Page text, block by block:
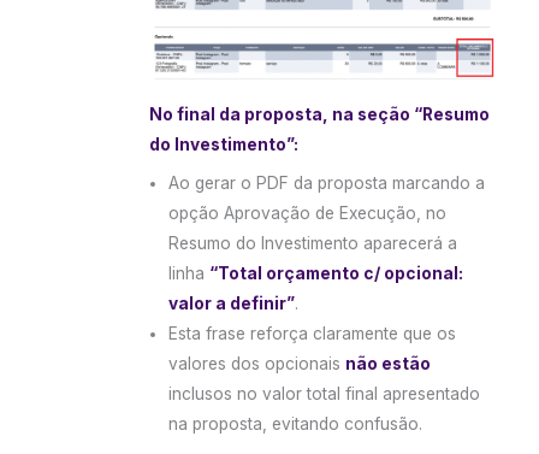
No final da proposta, na seção “Resumo
do Investimento”:
Ao gerar o PDF da proposta marcando a
opção Aprovação de Execução, no
Resumo do Investimento aparecerá a
linha “Total orçamento c/ opcional:
valor a definir”.
Esta frase reforça claramente que os
valores dos opcionais não estão
inclusos no valor total final apresentado
na proposta, evitando confusão.